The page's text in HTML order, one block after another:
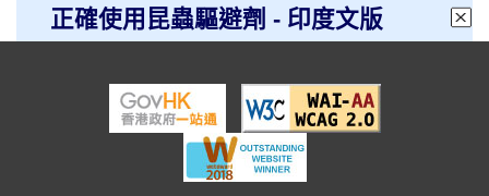
正確使用昆蟲驅避劑 - 印度文版